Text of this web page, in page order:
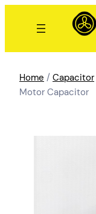
Home / Capacitor
Motor Capacitor